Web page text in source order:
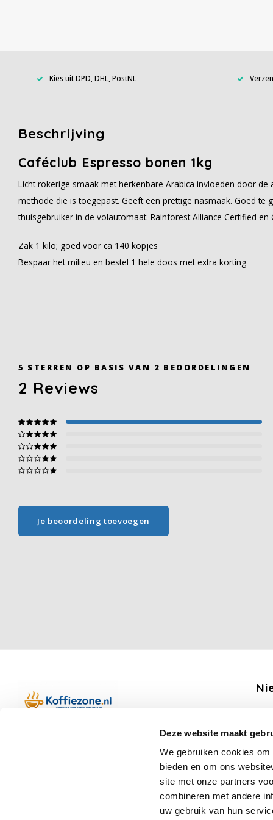
Deze website maakt
We gebruiken cookies
bieden en om ons
site met onze partners
combineren met andere
uw gebruik van hun
Kies uit DPD, DHL, PostNL
Beschrijving
Caféclub Espresso bonen 1kg
Licht rokerige smaak met herkenbare Arabica invloeden door de
methode die is toegepast. Geeft een prettige nasmaak. Goed te
thuisgebruiker in de volautomaat. Rainforest Alliance Certified en
Zak 1 kilo; goed voor ca 140 kopjes
Bespaar het milieu en bestel 1 hele doos met extra korting
5 STERREN OP BASIS VAN 2 BEOORDELINGEN
2 Reviews
Je beoordeling toevoegen
Op werkdagen telefonisch bereikbaar